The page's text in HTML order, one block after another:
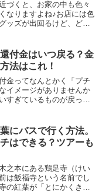
づくと、お家の中も色々
なりますよね♪お店には色
ッズが出回るけど、どれ
作りして、ガーランドの
をする...
付金はいつ戻る？金
法はこれ！
金ってなんとかく「プチ
イメージがありませんか
すぎているものが戻って
ってくるかなぁ♡」なん
...
にバスで行く方法。
はできる？ツアーも
之本にある鶏足寺（けい
は飯福寺という名前でし
の紅葉が「とにかくきれ